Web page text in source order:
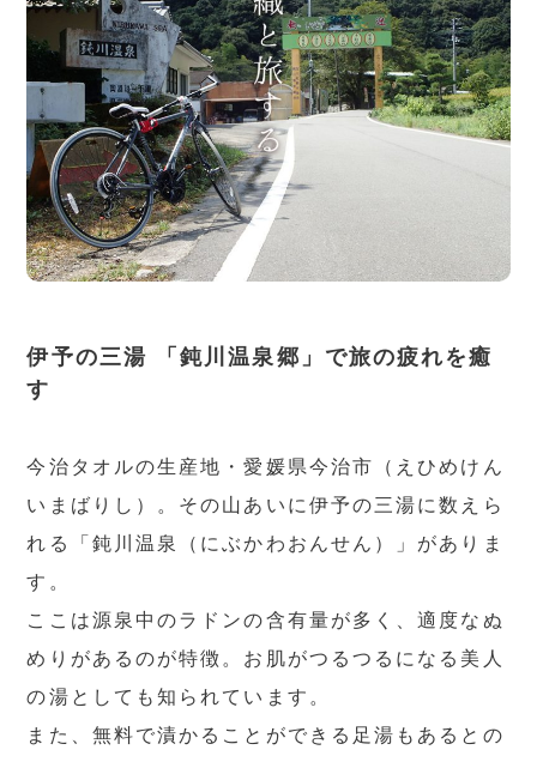
伊予の三湯 「鈍川温泉郷」で旅の疲れを癒
す
今治タオルの生産地・愛媛県今治市（えひめけん
いまばりし）。その山あいに伊予の三湯に数えら
れる「鈍川温泉（にぶかわおんせん）」がありま
す。
ここは源泉中のラドンの含有量が多く、適度なぬ
めりがあるのが特徴。お肌がつるつるになる美人
の湯としても知られています。
また、無料で漬かることができる足湯もあるとの